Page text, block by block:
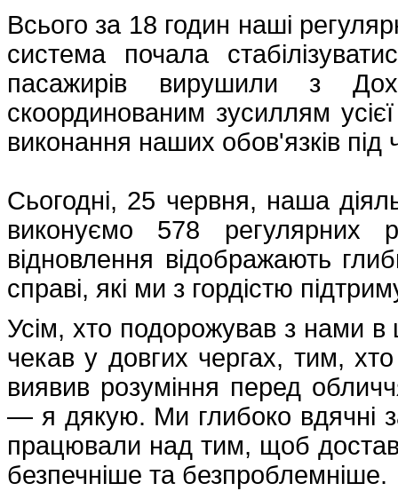
Всього за 18 годин наші
система почала
пасажирів вирушили з
скоординованим зусиллям
виконання наших обов'язків
Сьогодні, 25 червня, наша
виконуємо 578 регулярних
відновлення відображають
справі, які ми з гордістю
Усім, хто подорожував з нами
чекав у довгих чергах, тим,
виявив розуміння перед
— я дякую. Ми глибоко вдячні
працювали над тим, щоб
безпечніше та безпроблемніше.